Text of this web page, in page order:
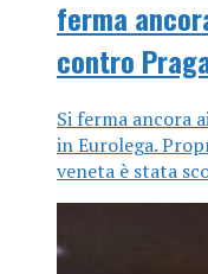
ferma
contro
Si ferma ancora
in Eurolega.
veneta è stata